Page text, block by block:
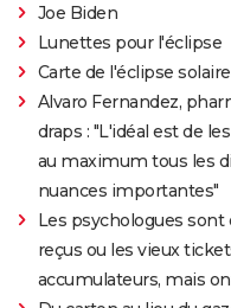
Joe Biden
Lunettes pour l'éclipse
Carte de l'éclipse
Alvaro Fernandez,
draps : "L'idéal est de
au maximum tous les
nuances importantes"
Les psychologues sont
reçus ou les vieux
accumulateurs, mais